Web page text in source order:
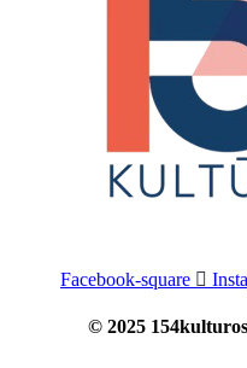
Facebook-square
© 2025